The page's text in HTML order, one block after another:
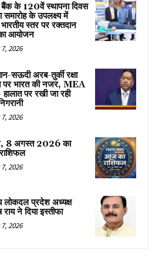
बैंक के 120वें स्थापना दिवस
समारोह के उपलक्ष्य में
स्तर पर रक्तदान
आयोजन
2026
सऊदी अरब-तुर्की रक्षा
पर भारत की नजर, MEA
पर रखी जा रही
2026
8 अगस्त 2026 का
2026
लोकदल प्रदेश अध्यक्ष
राय ने दिया इस्तीफा
2026